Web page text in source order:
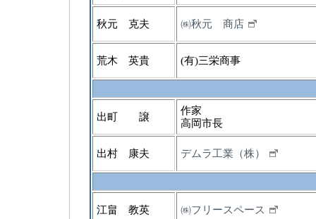
秋元 克夫 ㈱秋元 商店
荒木 英貴 (有)三栄商事
出町 譲
作家
高岡市長
出村 康夫 デムラ工業（株）
江畠 教英 ㈱フリースペース